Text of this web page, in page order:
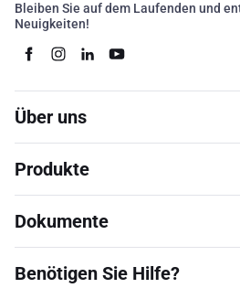
Bleiben Sie auf dem Laufenden und
Neuigkeiten!
Über uns
Produkte
Dokumente
Benötigen Sie Hilfe?